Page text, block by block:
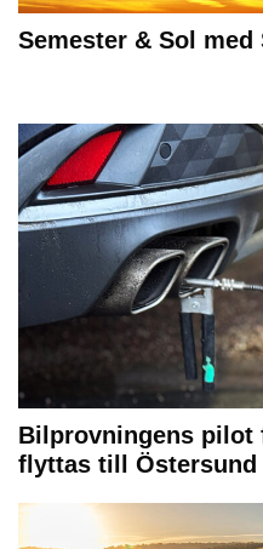
Semester & Sol med
Bilprovningens pilot
flyttas till Östersund